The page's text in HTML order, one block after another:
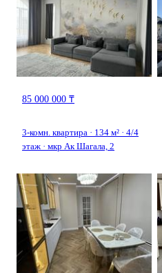
85 000 000 ₸
3-комн. квартира · 134 м² · 4/4
этаж · мкр Ак Шагала, 2